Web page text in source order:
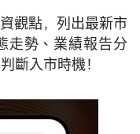
觀點，列出最新市
走勢、業績報告分
斷入市時機！